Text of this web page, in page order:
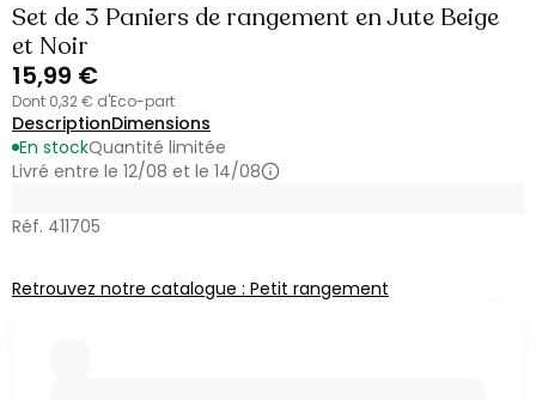
Set de 3 Paniers de rangement en Jute Beige
et Noir
15,99 €
dont 0,32 € d'Eco-part
DescriptionDimensions
En stockQuantité limitée
Livré entre le 12/08 et le 14/08
Réf. 411705
Retrouvez notre catalogue : Petit rangement